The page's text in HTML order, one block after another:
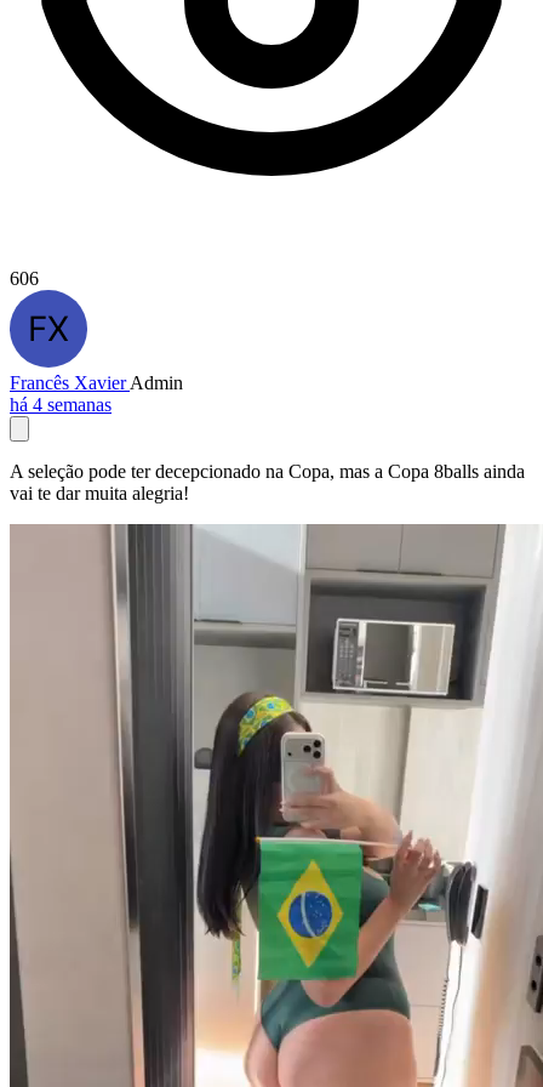
606
Francês XavierAdmin
há 4 semanas
A seleção pode ter decepcionado na Copa, mas a Copa 8balls ainda
vai te dar muita alegria!